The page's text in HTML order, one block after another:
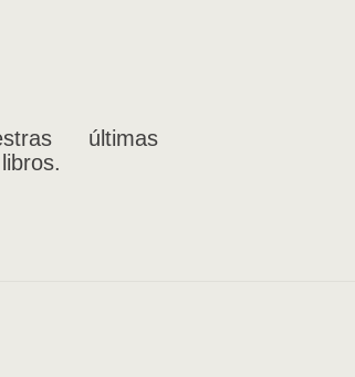
últimas